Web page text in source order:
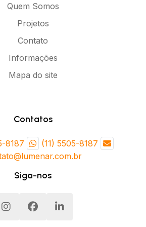
Itatiba
Ribeirão Pires
Cubatão
Ourinhos
Assis
Caieiras
Quem Somos
Projetos
Contato
Informações
Mapa do site
Contatos
8187
(11) 5505-8187
Siga-nos